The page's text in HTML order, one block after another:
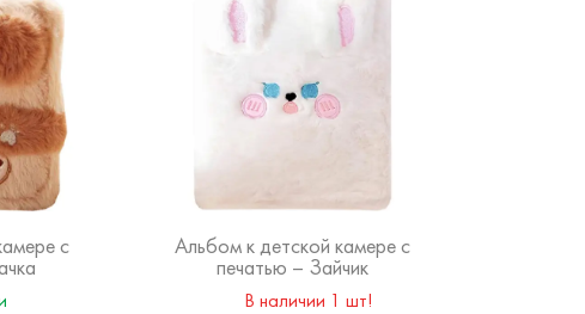
с Альбом к детской камере с
печатью – Зайчик
В наличии 1 шт!